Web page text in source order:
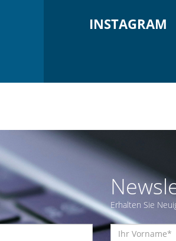
INSTAGRAM
Erhalten Sie